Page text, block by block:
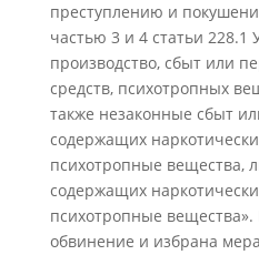
преступлению и
частью 3 и 4 статьи
производство, сбыт или
средств, психотропных
также незаконные сбыт
содержащих
психотропные вещества,
содержащих
психотропные
обвинение и избрана